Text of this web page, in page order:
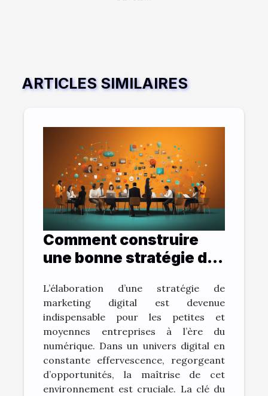
ARTICLES SIMILAIRES
Comment construire
une bonne stratégie de
L’élaboration d’une stratégie de
marketing digital est devenue
indispensable pour les petites et
moyennes entreprises à l’ère du
numérique. Dans un univers digital en
constante effervescence, regorgeant
d’opportunités, la maîtrise de cet
environnement est cruciale. La clé du